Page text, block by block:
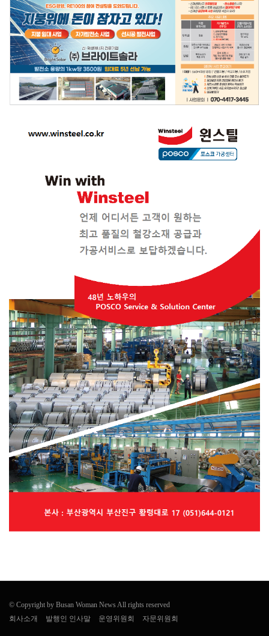
© Copyright by Busan Woman News All rights reserved
회사소개
발행인 인사말 운영위원회 자문위원회